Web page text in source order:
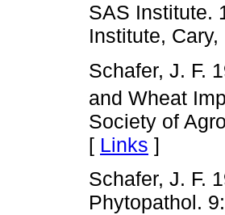
SAS Institute.
Institute,
Schafer, J. F.
and Wheat
Society of
[ Links ]
Schafer, J. F.
Phytopathol.